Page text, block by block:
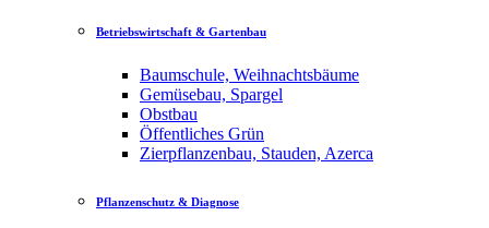
Betriebswirtschaft & Gartenbau
Baumschule, Weihnachtsbäume
Gemüsebau, Spargel
Obstbau
Öffentliches Grün
Zierpflanzenbau, Stauden, Azerca
Pflanzenschutz & Diagnose